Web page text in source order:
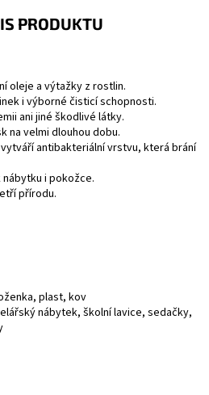
PRODUKTU
oleje a výtažky z rostlin.
i výborné čisticí schopnosti.
ani jiné škodlivé látky.
na velmi dlouhou dobu.
antibakteriální vrstvu, která brání
i pokožce.
přírodu.
plast, kov
nábytek, školní lavice, sedačky,